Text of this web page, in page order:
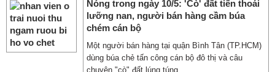
Nóng trong ngày 10/5: 'Cò' đất tiến thoái
lưỡng nan, người bán hàng cầm búa
chém cán bộ
Một người bán hàng tại quận Bình Tân (TP.HCM)
dùng búa chẻ tấn công cán bộ đô thị và câu
chuyện "cò" đất lúng túng ...